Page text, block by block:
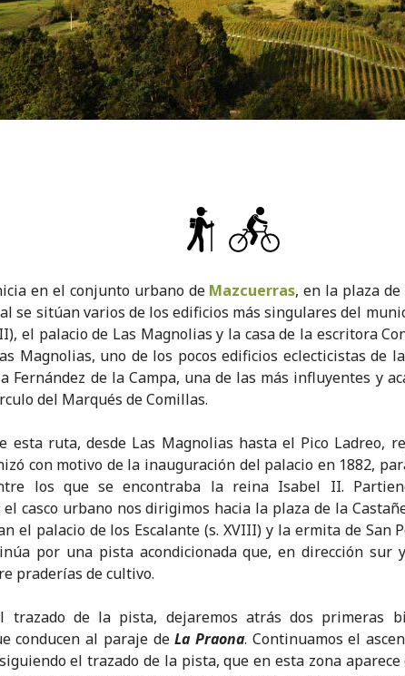
en el conjunto urbano de Mazcuerras, en la plaza de
se sitúan varios de los edificios más singulares del
el palacio de Las Magnolias y la casa de la escritora
Magnolias, uno de los pocos edificios eclecticistas de
Fernández de la Campa, una de las más influyentes y
del Marqués de Comillas.
esta ruta, desde Las Magnolias hasta el Pico Ladreo,
con motivo de la inauguración del palacio en 1882,
los que se encontraba la reina Isabel II.
casco urbano nos dirigimos hacia la plaza de la
el palacio de los Escalante (s. XVIII) y la ermita de San
por una pista acondicionada que, en dirección sur
praderías de cultivo.
trazado de la pista, dejaremos atrás dos primeras
conducen al paraje deLa Praona. Continuamos el
el trazado de la pista, que en esta zona